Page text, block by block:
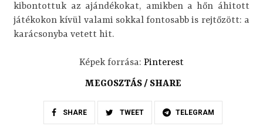
kibontottuk az ajándékokat, amikben a hőn áhitott
játékokon kívül valami sokkal fontosabb is rejtőzött: a
karácsonyba vetett hit.
Képek forrása: Pinterest
MEGOSZTÁS / SHARE
SHARE TWEET TELEGRAM